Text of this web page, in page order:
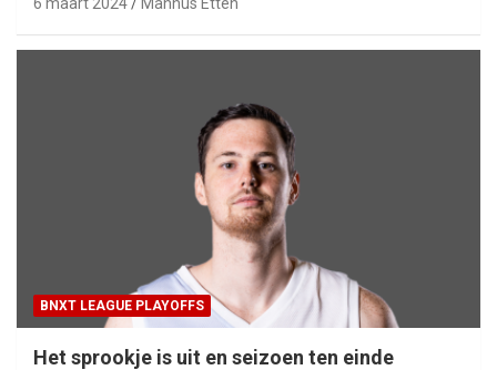
BNXT LEAGUE PLAYOFFS
Het sprookje is uit en seizoen ten einde